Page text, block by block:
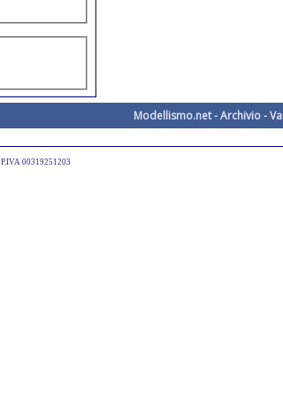
Modellismo.net-Archivio-
P.IVA 00319251203